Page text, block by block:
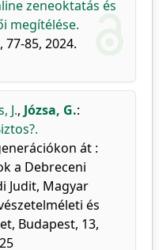
zeneoktatás és
megítélése.
77-85, 2024.
J., Józsa, G.:
át :
a Debreceni
Judit, Magyar
és
Budapest, 13,